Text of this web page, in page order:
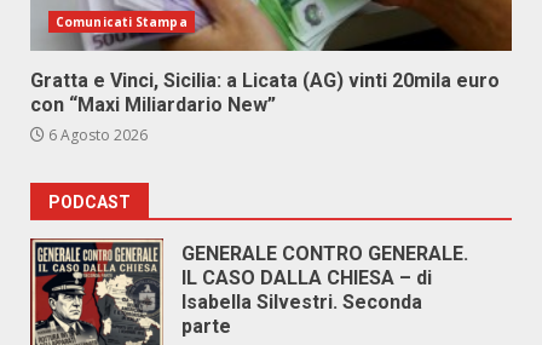
Comunicati Stampa
Gratta e Vinci, Sicilia: a Licata (AG) vinti 20mila euro
con “Maxi Miliardario New”
6 Agosto 2026
PODCAST
GENERALE CONTRO GENERALE.
IL CASO DALLA CHIESA – di
Isabella Silvestri. Seconda
parte